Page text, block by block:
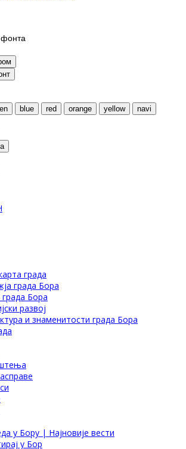
blue red orange yellow
navi
града
града Бора
Бора
развој
и знаменитости града Бора
у Бору | Најновије вести
у Бор